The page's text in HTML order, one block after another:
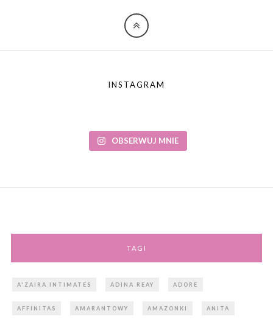
INSTAGRAM
OBSERWUJ MNIE
TAGI
A'ZAIRA INTIMATES ADINA REAY ADORE
AFFINITAS AMARANTOWY AMAZONKI ANITA